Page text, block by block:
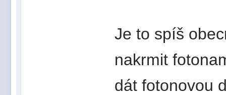
Je to spíš
nakrmit
dát fotonovou